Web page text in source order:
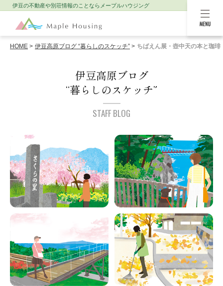
MENU
伊豆の不動産や別荘情報のことなら メープルハウジング
HOME 伊豆高原ブログ “暮らしのスケッチ” ちばえん展・壺中天の本と珈琲
伊豆高原ブログ
“暮らしのスケッチ”
STAFF BLOG